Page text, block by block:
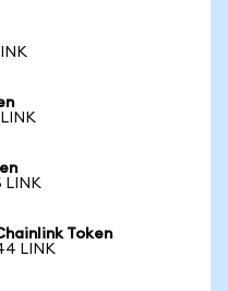
LINK
Token
LINK